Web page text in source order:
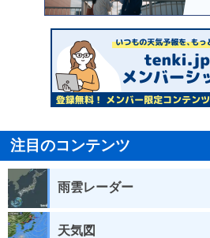
注目のコンテンツ
雨雲レーダー
天気図